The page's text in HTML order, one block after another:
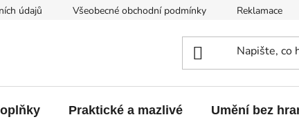
údajů Všeobecné obchodní podmínky Reklamace
Praktické a mazlivé Umění bez